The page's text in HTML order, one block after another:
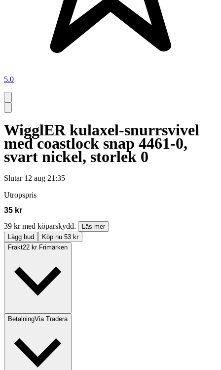
5.0
WigglER kulaxel-snurrsvivel
med coastlock snap 4461-0,
svart nickel, storlek 0
Slutar 12 aug 21:35
Utropspris
35 kr
39 kr med köparskydd.
Läs mer
Lägg bud
Köp nu 53 kr
Frakt22 kr Frimärken
BetalningVia Tradera